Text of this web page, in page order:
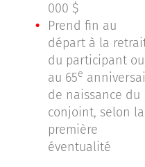
000 $
Prend fin au
départ à la
du participant ou
au 65e
de naissance du
conjoint, selon la
première
éventualité